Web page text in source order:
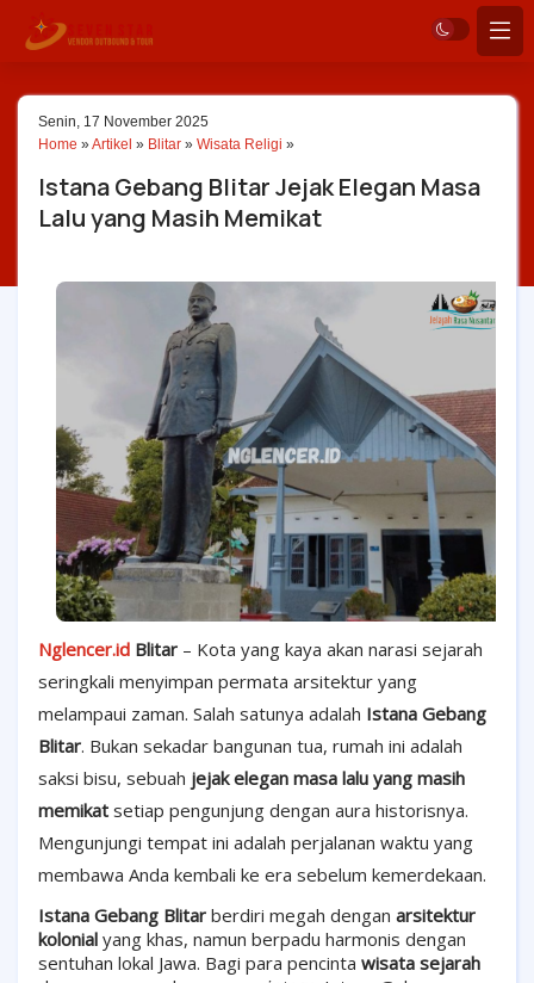
Senin, 17 November 2025
Home »Artikel » Blitar » Wisata Religi »
Istana Gebang Blitar Jejak Elegan Masa
Lalu yang Masih Memikat
Nglencer.id Blitar – Kota yang kaya akan narasi sejarah
seringkali menyimpan permata arsitektur yang
melampaui zaman. Salah satunya adalah Istana Gebang
Blitar. Bukan sekadar bangunan tua, rumah ini adalah
saksi bisu, sebuah jejak elegan masa lalu yang masih
memikat setiap pengunjung dengan aura historisnya.
Mengunjungi tempat ini adalah perjalanan waktu yang
membawa Anda kembali ke era sebelum kemerdekaan.
Istana Gebang Blitar berdiri megah dengan arsitektur
kolonial yang khas, namun berpadu harmonis dengan
sentuhan lokal Jawa. Bagi para pencinta wisata sejarah